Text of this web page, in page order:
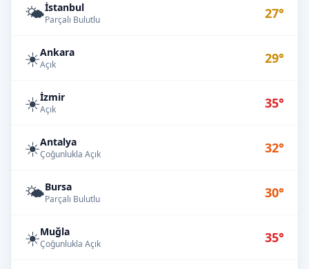
🌤️İstanbul
Parçalı Bulutlu 27°
☀️Ankara
Açık 29°
☀️İzmir
Açık 35°
☀️Antalya
Çoğunlukla Açık 32°
🌤️Bursa
Parçalı Bulutlu 30°
☀️Muğla
Çoğunlukla Açık 35°